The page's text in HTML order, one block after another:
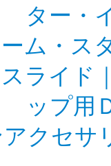
ター・
ム・ス
ライド
ップ用
クセサ